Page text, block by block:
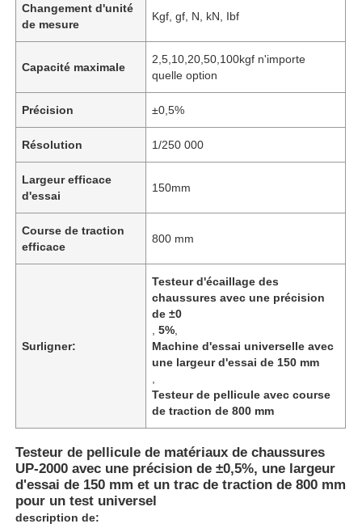
Changement d'unité
de mesure
Kgf, gf, N, kN, Ibf
Capacité maximale
2,5,10,20,50,100kgf n'importe
quelle option
Précision ±0,5%
Résolution 1/250 000
Largeur efficace
d'essai
150mm
Course de traction
efficace
800 mm
Surligner:
Testeur d'écaillage des
chaussures avec une précision
de ±0
,5%
Machine d'essai universelle avec
une largeur d'essai de 150 mm
Testeur de pellicule avec course
de traction de 800 mm
Testeur de pellicule de matériaux de chaussures
UP-2000 avec une précision de ±0,5%, une largeur
d'essai de 150 mm et un trac de traction de 800 mm
pour un test universel
description de: